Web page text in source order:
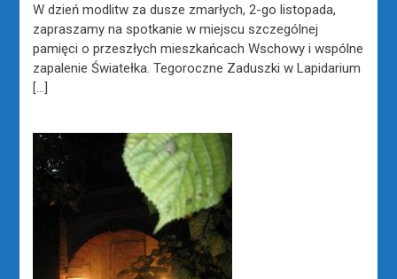
W dzień modlitw za dusze zmarłych, 2-go listopada,
zapraszamy na spotkanie w miejscu szczególnej
pamięci o przeszłych mieszkańcach Wschowy i wspólne
zapalenie Światełka. Tegoroczne Zaduszki w Lapidarium
[…]